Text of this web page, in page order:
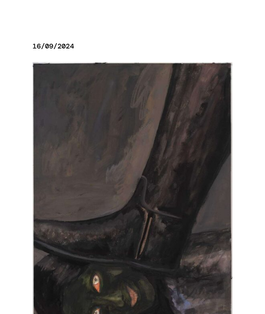
16/09/2024